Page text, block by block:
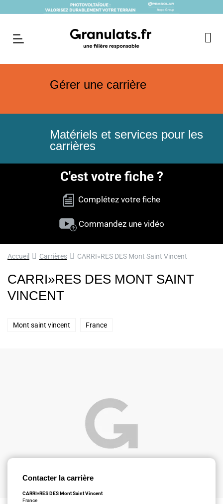
Gérer une carrière
Matériels et services pour les
carrières
C'est votre fiche ?
Complétez votre fiche
Commandez une vidéo
Accueil Carrières CARRI»RES DES Mont Saint Vincent
CARRI»RES DES MONT SAINT
VINCENT
Mont saint vincent France
Contacter la carrière
CARRI»RES DES Mont Saint Vincent
France